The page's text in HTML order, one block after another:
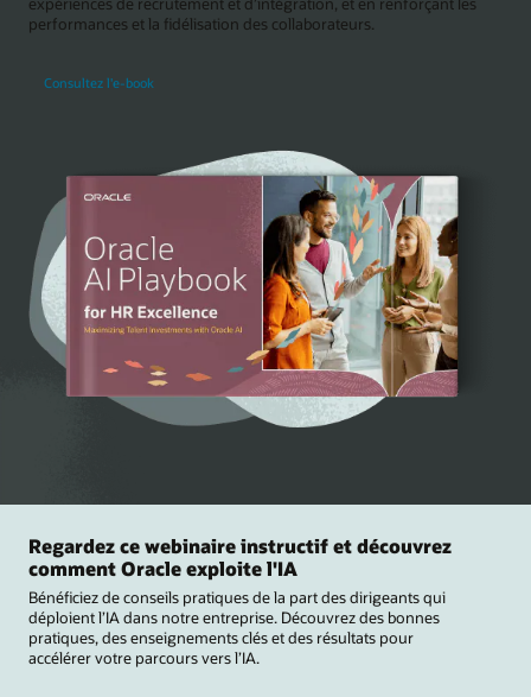
performances et la fidélisation des collaborateurs.
Consultez l'e-book
Regardez ce webinaire instructif et découvrez
comment Oracle exploite l'IA
Bénéficiez de conseils pratiques de la part des dirigeants qui
déploient l’IA dans notre entreprise. Découvrez des bonnes
pratiques, des enseignements clés et des résultats pour
accélérer votre parcours vers l’IA.